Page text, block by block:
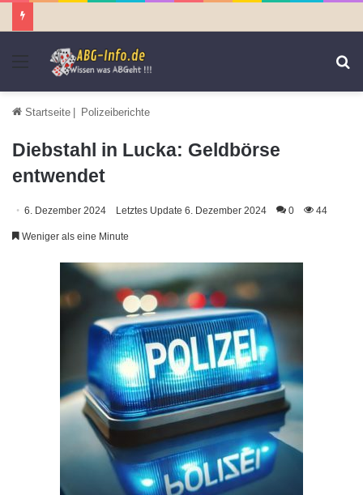
Menü
Startseite | Polizeiberichte
Diebstahl in Lucka: Geldbörse
entwendet
6. Dezember 2024 Letztes Update 6. Dezember 2024 0 44
Weniger als eine Minute